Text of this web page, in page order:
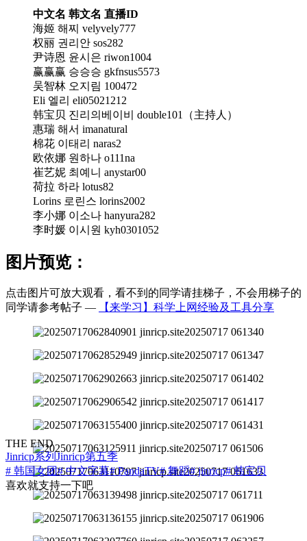
中文名 韩文名 直播ID
海姬 해찌 velyvely777
权丽 권리안 sos282
尹诗恩 윤시은 riwon1004
赢赢赢 승승승 gkfnsus5573
吴智林 오지림 100472
Eli 엘리 eli05021212
韩宝贝 진리의베이비 double101（主持人）
惠瑞 해서 imanatural
棉花 이태리 naras2
欧依娜 원하나 o111na
崔艺妮 최예니 anystar00
荷拉 하라 lotus82
Lorins 로린스 lorins2002
李小娜 이소나 hanyura282
李时媛 이시원 kyh0301052
图片预览：
点击图片可放大观看，看不到的同学请挂梯子，不会用梯子的
同学请参考帖子 —
【来学习】科学上网经验及工具分享
THE END
Jinricp系列 Jinricp第五季
# 韩国女团# 中文字幕# PandaTV# 舞蹈# jinricp# 韩宝贝
喜欢就支持一下吧